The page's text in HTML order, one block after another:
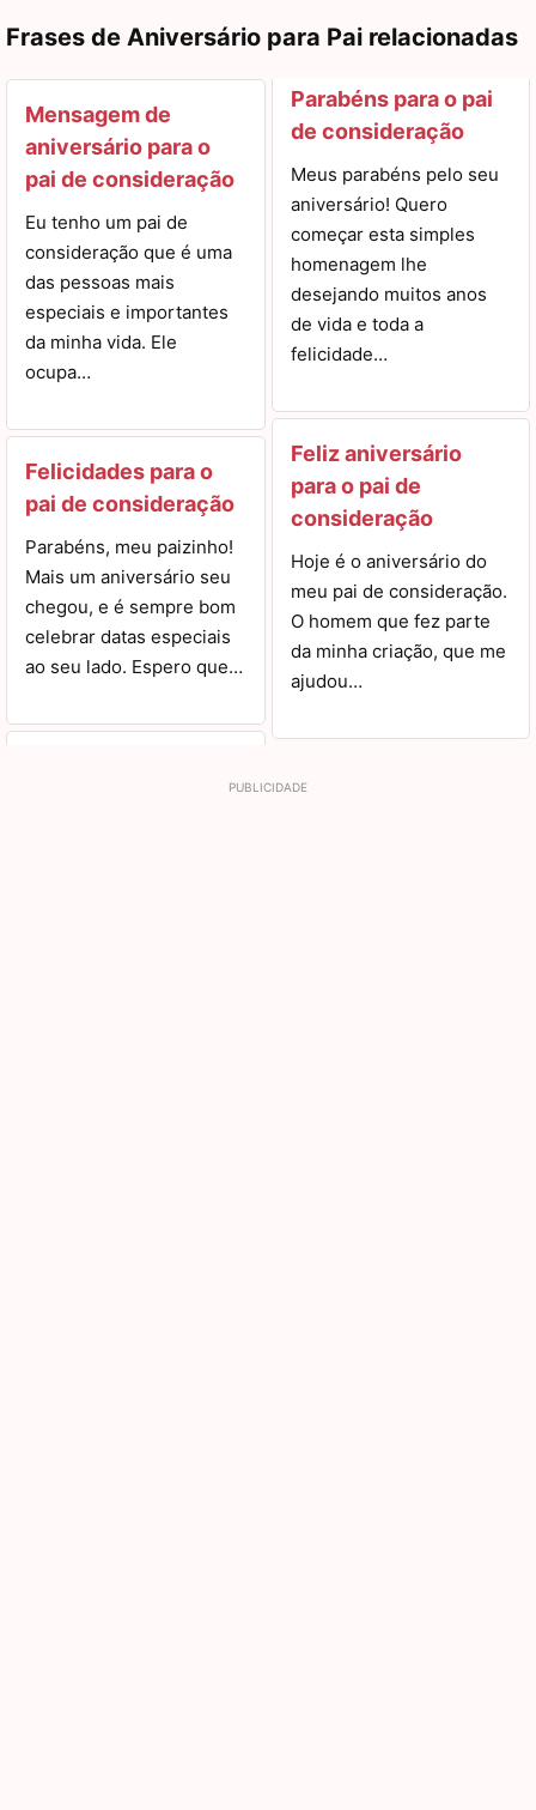
Frases de Aniversário para Pai relacionadas
Mensagem de
aniversário para o
pai de consideração
Eu tenho um pai de
consideração que é uma
das pessoas mais
especiais e importantes
da minha vida. Ele
ocupa…
Felicidades para o
pai de consideração
Parabéns, meu paizinho!
Mais um aniversário seu
chegou, e é sempre bom
celebrar datas especiais
ao seu lado. Espero que…
Parabéns para o pai
de consideração
Meus parabéns pelo seu
aniversário! Quero
começar esta simples
homenagem lhe
desejando muitos anos
de vida e toda a
felicidade…
Feliz aniversário
para o pai de
consideração
Hoje é o aniversário do
meu pai de consideração.
O homem que fez parte
da minha criação, que me
ajudou…